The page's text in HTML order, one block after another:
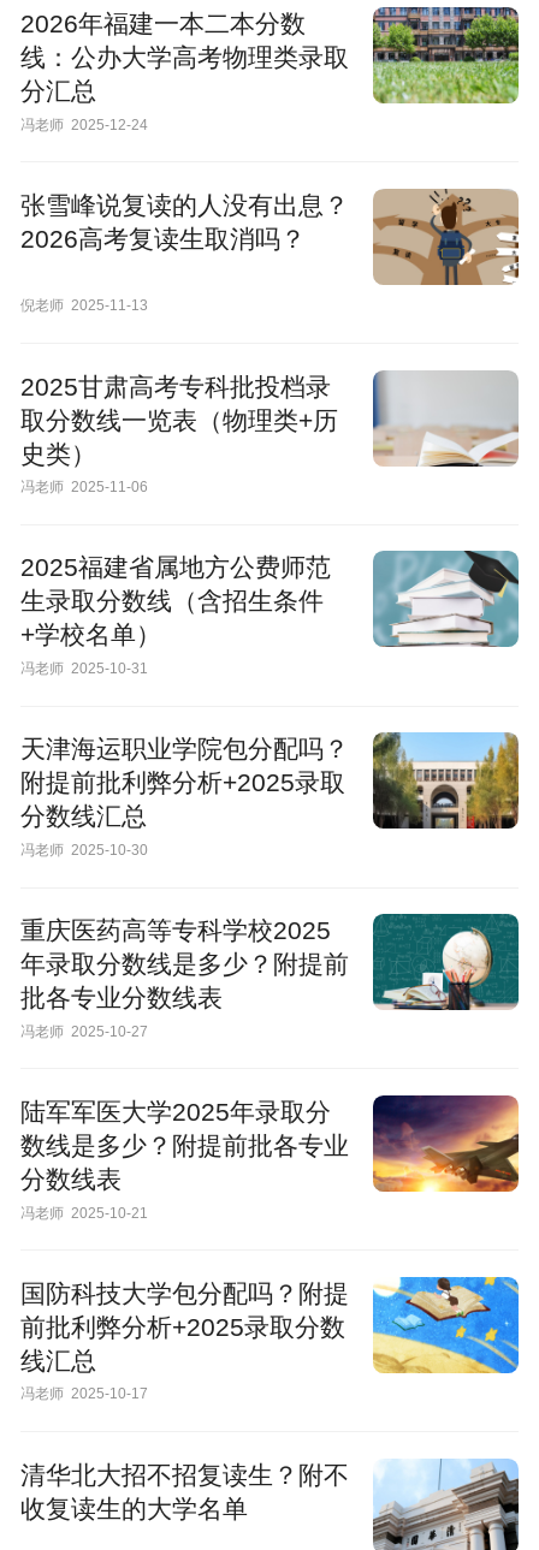
2026年福建一本二本分数
线：公办大学高考物理类录取
分汇总
冯老师 2025-12-24
张雪峰说复读的人没有出息？
2026高考复读生取消吗？
倪老师 2025-11-13
2025甘肃高考专科批投档录
取分数线一览表（物理类+历
史类）
冯老师 2025-11-06
2025福建省属地方公费师范
生录取分数线（含招生条件
+学校名单）
冯老师 2025-10-31
天津海运职业学院包分配吗？
附提前批利弊分析+2025录取
分数线汇总
冯老师 2025-10-30
重庆医药高等专科学校2025
年录取分数线是多少？附提前
批各专业分数线表
冯老师 2025-10-27
陆军军医大学2025年录取分
数线是多少？附提前批各专业
分数线表
冯老师 2025-10-21
国防科技大学包分配吗？附提
前批利弊分析+2025录取分数
线汇总
冯老师 2025-10-17
清华北大招不招复读生？附不
收复读生的大学名单